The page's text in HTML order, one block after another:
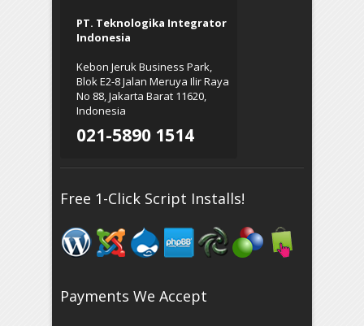
PT. Teknologika Integrator
Indonesia
Kebon Jeruk Business Park,
Blok E2-8 Jalan Meruya Ilir Raya
No 88, Jakarta Barat 11620,
Indonesia
021-5890 1514
Free 1-Click Script Installs!
Payments We Accept